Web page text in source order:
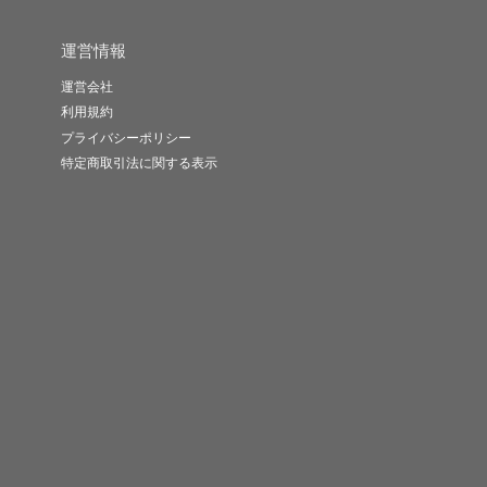
運営情報
運営会社
利用規約
プライバシーポリシー
特定商取引法に関する表示